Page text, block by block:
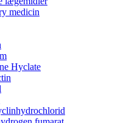
medicin
Hyclate